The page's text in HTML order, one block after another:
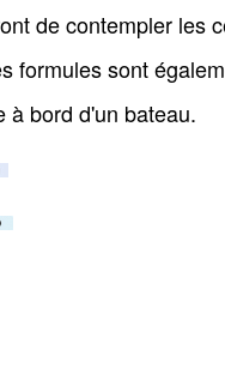
de contempler les
formules sont
à bord d'un bateau.